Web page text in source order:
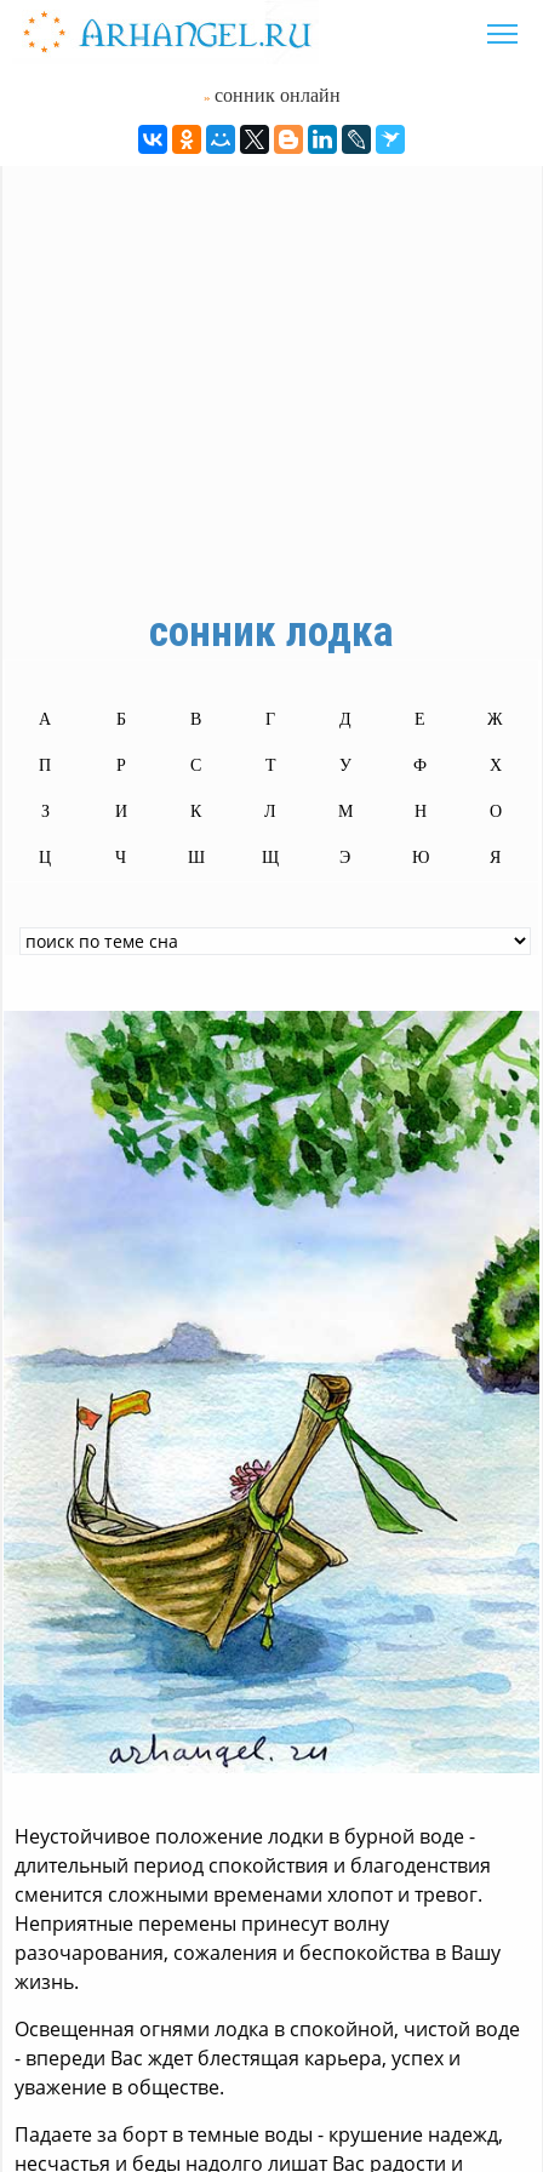
» сонник онлайн
сонник лодка
А Б В Г Д Е Ж
П Р С Т У Ф Х
З И К Л М Н О
Ц Ч Ш Щ Э Ю Я
Неустойчивое положение лодки в бурной воде -
длительный период спокойствия и благоденствия
сменится сложными временами хлопот и тревог.
Неприятные перемены принесут волну
разочарования, сожаления и беспокойства в Вашу
жизнь.
Освещенная огнями лодка в спокойной, чистой воде
- впереди Вас ждет блестящая карьера, успех и
уважение в обществе.
Падаете за борт в темные воды - крушение надежд,
несчастья и беды надолго лишат Вас радости и